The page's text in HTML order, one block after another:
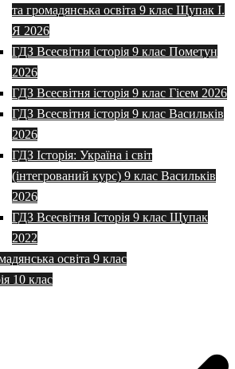
та громадянська освіта 9 клас Щупак І.
Я 2026
ГДЗ Всесвітня історія 9 клас Пометун
2026
ГДЗ Всесвітня історія 9 клас Гісем 2026
ГДЗ Всесвітня історія 9 клас Васильків
2026
ГДЗ Історія: Україна і світ
(інтегрований курс) 9 клас Васильків
2026
ГДЗ Всесвітня Історія 9 клас Щупак
2022
освіта 9 клас
10 клас